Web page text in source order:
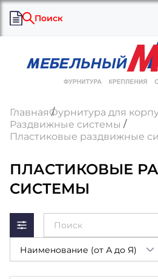
Поиск
ГлавнаяФурнитура для
Раздвижные системы
Пластиковые раздвижные
ПЛАСТИКОВЫЕ
СИСТЕМЫ
Наименование (от А до Я)